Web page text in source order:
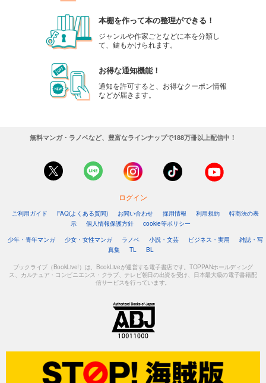
本棚を作って本の整理ができる！
ジャンルや作家ごとなどに本を分類し
て、鍵もかけられます。
お得な通知機能！
通知を許可すると、お得なクーポン情報
などが届きます。
無料マンガ・ラノベなど、豊富なラインナップで188万冊以上配信中！
ログイン
ご利用ガイド FAQ(よくある質問) お問い合わせ 採用情報 利用規約
特商法の表
示
個人情報保護方針
cookie等ポリシー
少年・青年マンガ
少女・女性マンガ ラノベ 小説・文芸 ビジネス・実用
雑誌・写
真集
TL BL
ブックライブ（BookLive!）は、BookLiveが運営する電子書店です。TOPPANホールディング
ス、カルチュア・コンビニエンス・クラブ、テレビ朝日の出資を受け、日本最大級の電子書籍配
信サービスを行っています。